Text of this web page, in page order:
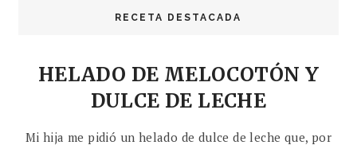
RECETA DESTACADA
HELADO DE MELOCOTÓN Y
DULCE DE LECHE
Mi hija me pidió un helado de dulce de leche que, por